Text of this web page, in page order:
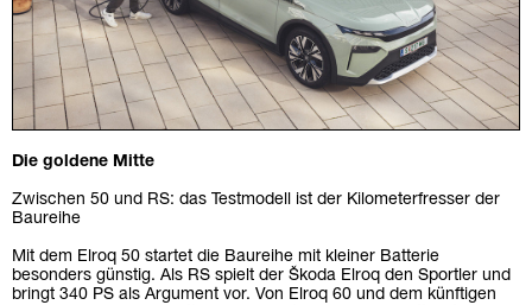
Die goldene Mitte
Zwischen 50 und RS: das Testmodell ist der Kilometerfresser der
Baureihe
Mit dem Elroq 50 startet die Baureihe mit kleiner Batterie
besonders günstig. Als RS spielt der Škoda Elroq den Sportler und
bringt 340 PS als Argument vor. Von Elroq 60 und dem künftigen